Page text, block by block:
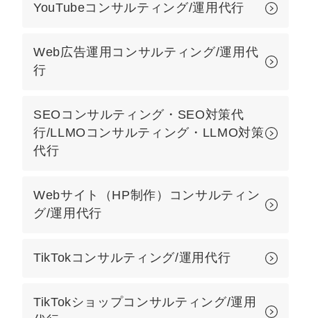
インターン
マーケマネージャー
常勤監査役
募集要項一覧
YouTubeコンサルティング/運用代行
Web広告運用コンサルティング/運用代
行
SEOコンサルティング・SEO対策代
行/LLMOコンサルティング・LLMO対策
代行
Webサイト（HP制作）コンサルティン
グ/運用代行
TikTokコンサルティング/運用代行
TikTokショップコンサルティング/運用